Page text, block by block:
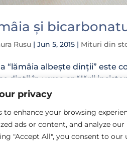
privacy
to enhance your browsing
ads or content, and analyze our
"Accept All", you consent to our
și
Rusu |Jun 5, 2015 | Mituri din
“lămâia albește dinții” este
dinții în urma spălării
că lămâia este foarte acidă